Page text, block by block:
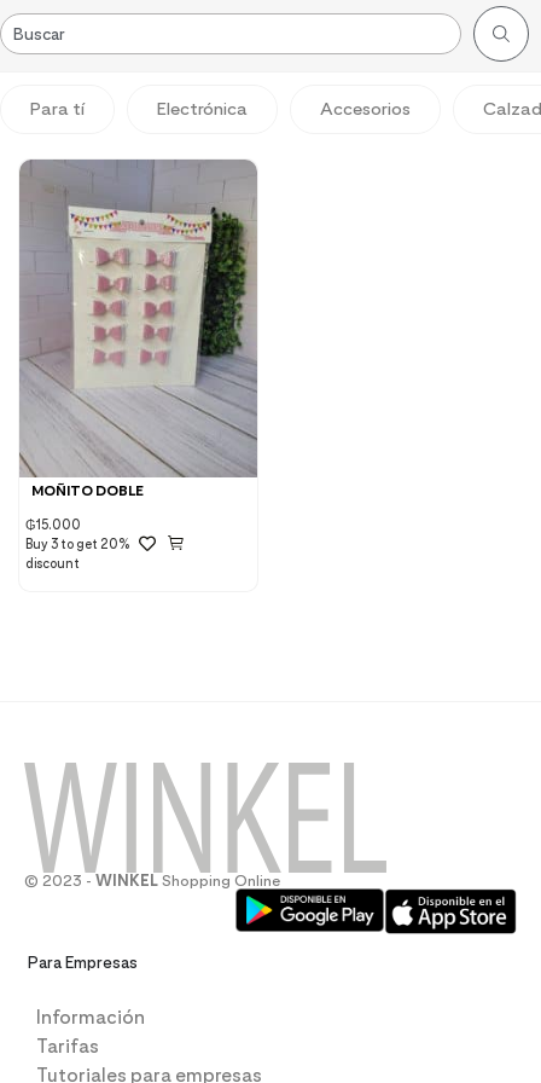
Para tí Electrónica Accesorios
MOÑITO DOBLE
₲15.000
Buy 3 to get 20%
discount
© 2023 - WINKEL Shopping Online
Para Empresas
Información
Tarifas
Tutoriales para empresas